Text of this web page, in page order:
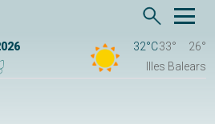
32°C33°
26°
Illes Balears